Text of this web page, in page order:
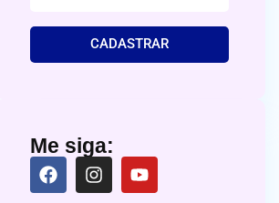
CADASTRAR
Me siga: